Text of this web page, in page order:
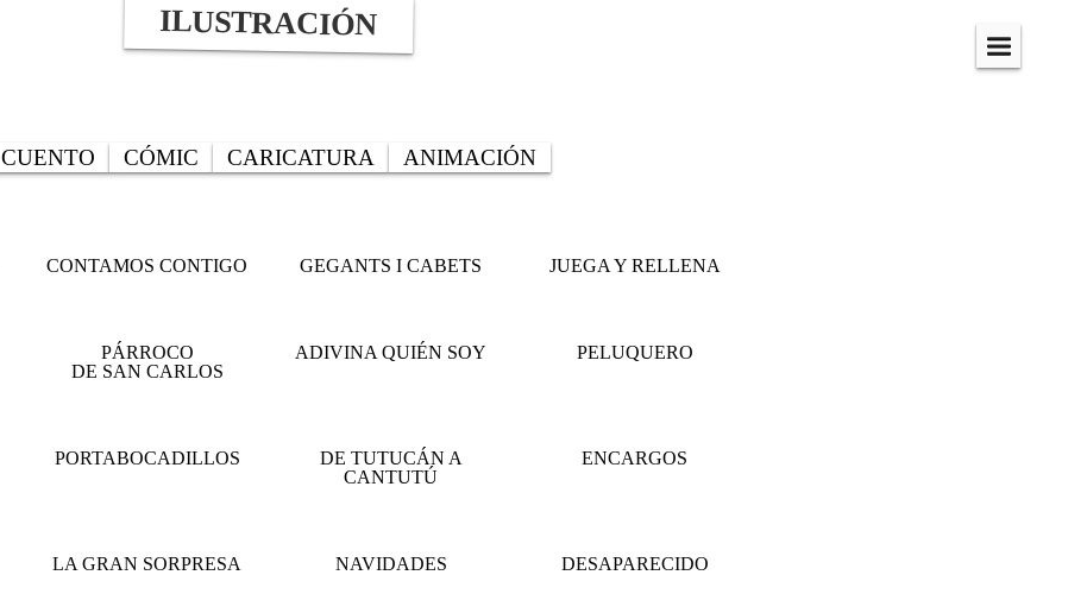
Menú
ILUSTRACIÓN
CUENTO CÓMIC CARICATURA ANIMACIÓN
CONTAMOS CONTIGO GEGANTS I CABETS JUEGA Y RELLENA
PÁRROCO
DE SAN CARLOS
ADIVINA QUIÉN SOY PELUQUERO
PORTABOCADILLOS
DE TUTUCÁN A
CANTUTÚ
ENCARGOS
LA GRAN SORPRESA NAVIDADES DESAPARECIDO